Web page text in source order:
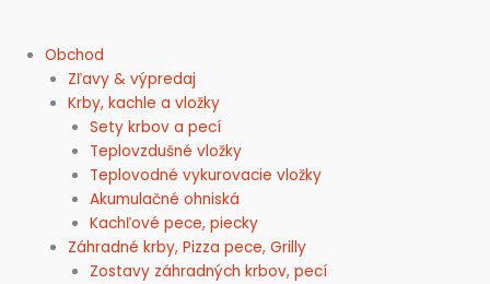
Obchod
Zľavy & výpredaj
Krby, kachle a vložky
Sety krbov a pecí
Teplovzdušné vložky
Teplovodné vykurovacie vložky
Akumulačné ohniská
Kachľové pece, piecky
Záhradné krby, Pizza pece, Grilly
Zostavy záhradných krbov, pecí